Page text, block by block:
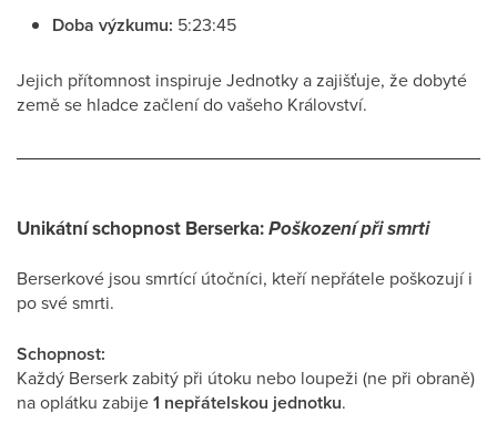
Doba výzkumu: 5:23:45
Jejich přítomnost inspiruje Jednotky a zajišťuje, že dobyté
země se hladce začlení do vašeho Království.
Unikátní schopnost Berserka:Poškození při smrti
Berserkové jsou smrtící útočníci, kteří nepřátele poškozují i
po své smrti.
Schopnost:
Každý Berserk zabitý při útoku nebo loupeži (ne při obraně)
na oplátku zabije1 nepřátelskou jednotku.